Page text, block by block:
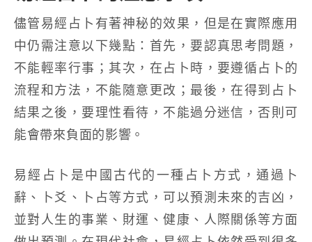
儘管易經占卜有著神秘的效果，但是在實際應用
中仍需注意以下幾點：首先，要認真思考問題，
不能輕率行事；其次，在占卜時，要遵循占卜的
流程和方法，不能隨意更改；最後，在得到占卜
結果之後，要理性看待，不能過分迷信，否則可
能會帶來負面的影響。
易經占卜是中國古代的一種占卜方式，通過卜
辭、卜爻、卜占等方式，可以預測未來的吉凶，
並對人生的事業、財運、健康、人際關係等方面